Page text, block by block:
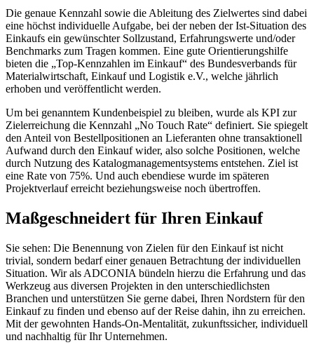
Die genaue Kennzahl sowie die Ableitung des Zielwertes sind dabei
eine höchst individuelle Aufgabe, bei der neben der Ist-Situation des
Einkaufs ein gewünschter Sollzustand, Erfahrungswerte und/oder
Benchmarks zum Tragen kommen. Eine gute Orientierungshilfe
bieten die „Top-Kennzahlen im Einkauf“ des Bundesverbands für
Materialwirtschaft, Einkauf und Logistik e.V., welche jährlich
erhoben und veröffentlicht werden.
Um bei genanntem Kundenbeispiel zu bleiben, wurde als KPI zur
Zielerreichung die Kennzahl „No Touch Rate“ definiert. Sie spiegelt
den Anteil von Bestellpositionen an Lieferanten ohne transaktionell
Aufwand durch den Einkauf wider, also solche Positionen, welche
durch Nutzung des Katalogmanagementsystems entstehen. Ziel ist
eine Rate von 75%. Und auch ebendiese wurde im späteren
Projektverlauf erreicht beziehungsweise noch übertroffen.
Maßgeschneidert für Ihren Einkauf
Sie sehen: Die Benennung von Zielen für den Einkauf ist nicht
trivial, sondern bedarf einer genauen Betrachtung der individuellen
Situation. Wir als ADCONIA bündeln hierzu die Erfahrung und das
Werkzeug aus diversen Projekten in den unterschiedlichsten
Branchen und unterstützen Sie gerne dabei, Ihren Nordstern für den
Einkauf zu finden und ebenso auf der Reise dahin, ihn zu erreichen.
Mit der gewohnten Hands-On-Mentalität, zukunftssicher, individuell
und nachhaltig für Ihr Unternehmen.